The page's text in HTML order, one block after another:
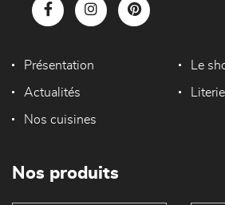
Présentation Le
Actualités
Nos cuisines
Nos produits